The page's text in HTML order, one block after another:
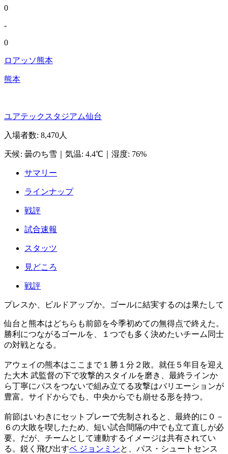
0
-
0
ロアッソ熊本
熊本
ユアテックスタジアム仙台
入場者数: 8,470人
天候: 曇のち雪 気温: 4.4℃ 湿度: 76%
サマリー
ラインナップ
戦評
試合速報
スタッツ
見どころ
戦評
プレスか、ビルドアップか。ゴールに結実するのは果たして
仙台と熊本はどちらも前節を今季初めての無得点で終えた。
勝利につながるゴールを、１つでも多く決めたいチーム同士
の対戦となる。
アウェイの熊本はここまで１勝１分２敗。就任５年目を迎え
た大木 武監督の下で攻撃的スタイルを磨き、最終ラインか
ら丁寧にパスをつないで組み立てる攻撃はバリエーションが
豊富。サイドからでも、中央からでも崩せる形を持つ。
前節はいわきにセットプレーで先制されると、最終的に０－
６の大敗を喫したため、短い試合間隔の中でも立て直しが必
要。だが、チームとして連動するイメージは共有されてい
る。鋭く飛び出すベ ジョンミンと、パス・シュートセンス